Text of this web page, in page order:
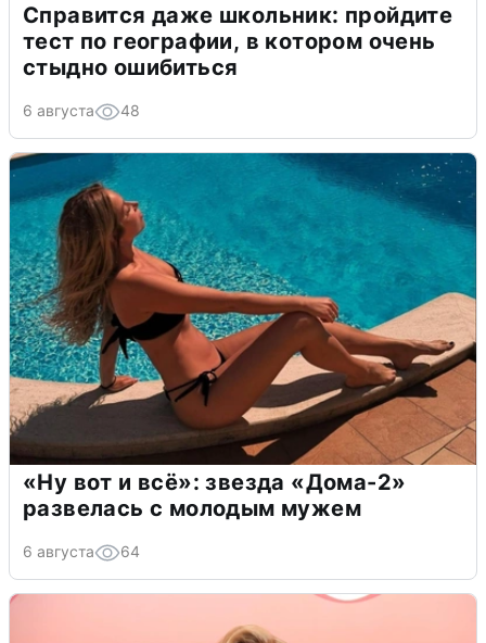
Справится даже школьник: пройдите
тест по географии, в котором очень
стыдно ошибиться
6 августа 48
«Ну вот и всё»: звезда «Дома-2»
развелась с молодым мужем
6 августа 64